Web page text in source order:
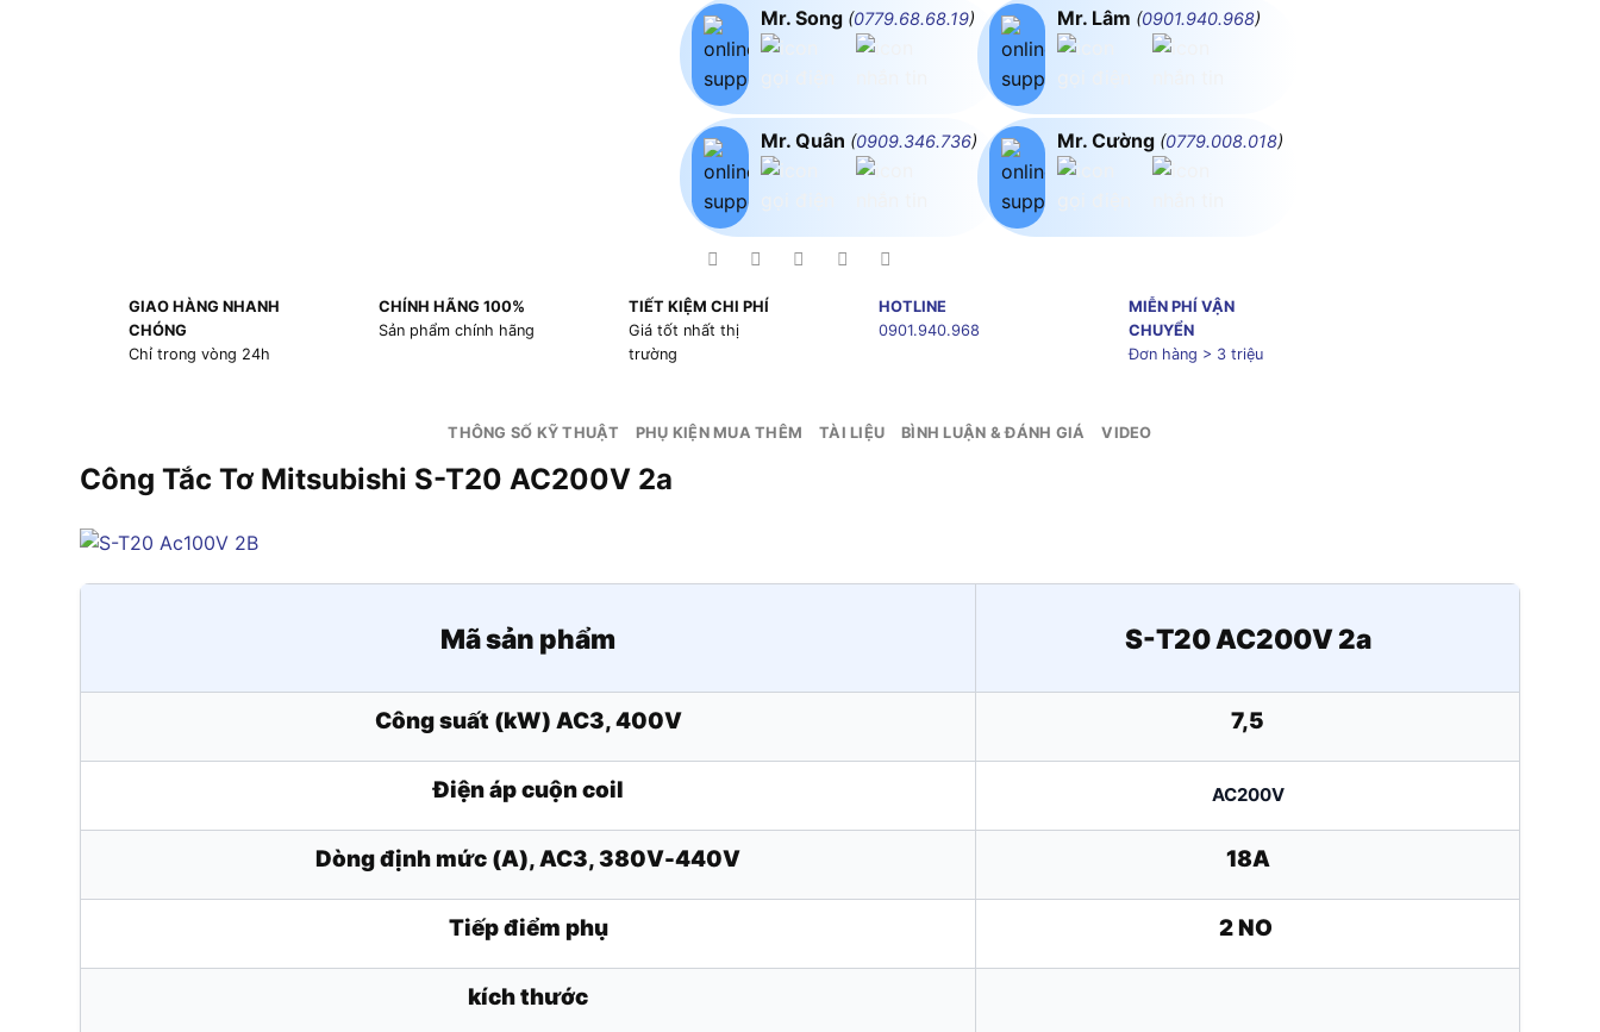
Mr. Song (0779.68.68.19)
Mr. Quân (0909.346.736)
Mr. Lâm (0901.940.968)
Mr. Cường (0779.008.018)
GIAO HÀNG NHANH
CHÓNG
Chỉ trong vòng 24h
CHÍNH HÃNG 100%
Sản phẩm chính hãng
TIẾT KIỆM CHI PHÍ
Giá tốt nhất thị
trường
HOTLINE
0901.940.968
MIỄN PHÍ VẬN
CHUYỂN
Đơn hàng > 3 triệu
THÔNG SỐ KỸ THUẬT PHỤ KIỆN MUA THÊM TÀI LIỆU BÌNH LUẬN & ĐÁNH GIÁ VIDEO
Công Tắc Tơ Mitsubishi S-T20 AC200V 2a
Mã sản phẩm S-T20 AC200V 2a
Công suất (kW) AC3, 400V 7,5
Điện áp cuộn coil AC200V
Dòng định mức (A), AC3, 380V-440V 18A
Tiếp điểm phụ 2 NO
kích thước